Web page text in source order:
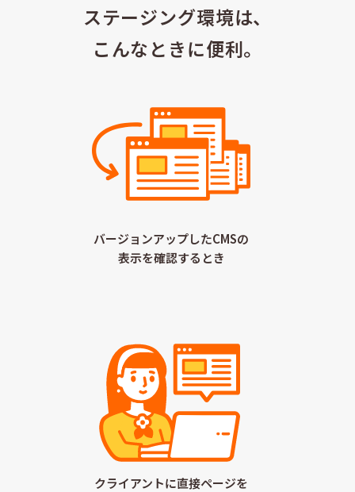
ステージング環境は、
こんなときに便利。
バージョンアップしたCMSの
表示を確認するとき
クライアントに直接ページを